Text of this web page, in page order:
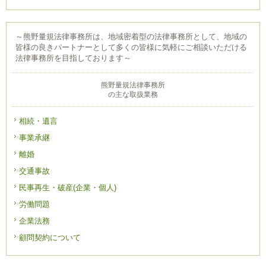
～熊野量規法律事務所は、地域密着型の法律事務所として、地域の
皆様の良きパートナーとして多くの皆様に気軽にご相談いただける
法律事務所を目指しております～
熊野量規法律事務所
の主な取扱業務
相続・遺言
事業承継
離婚
交通事故
民事再生・破産(企業・個人)
労働問題
企業法務
顧問契約について